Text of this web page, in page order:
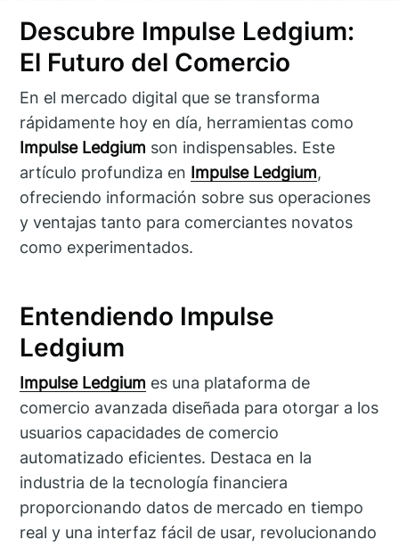
Descubre Impulse Ledgium:
El Futuro del Comercio
En el mercado digital que se transforma
rápidamente hoy en día, herramientas como
Impulse Ledgium son indispensables. Este
artículo profundiza en Impulse Ledgium,
ofreciendo información sobre sus operaciones
y ventajas tanto para comerciantes novatos
como experimentados.
Entendiendo Impulse
Ledgium
Impulse Ledgium es una plataforma de
comercio avanzada diseñada para otorgar a los
usuarios capacidades de comercio
automatizado eficientes. Destaca en la
industria de la tecnología financiera
proporcionando datos de mercado en tiempo
real y una interfaz fácil de usar, revolucionando